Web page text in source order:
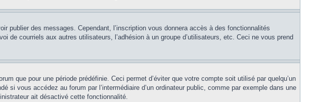
publier des messages. Cependant, l’inscription vous donnera accès à des fonctionnalités
courriels aux autres utilisateurs, l’adhésion à un groupe d’utilisateurs, etc. Ceci ne vous prend
que pour une période prédéfinie. Ceci permet d’éviter que votre compte soit utilisé par quelqu’un
si vous accédez au forum par l’intermédiaire d’un ordinateur public, comme par exemple dans une
ait désactivé cette fonctionnalité.